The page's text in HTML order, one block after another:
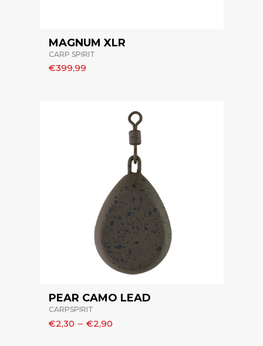
MAGNUM XLR
CARP SPIRIT
€399,99
PEAR CAMO LEAD
CARPSPIRIT
€2,30 – €2,90